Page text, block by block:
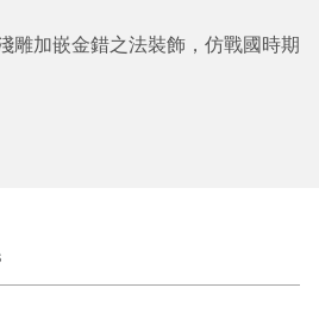
雕加嵌金錯之法裝飾，仿戰國時期